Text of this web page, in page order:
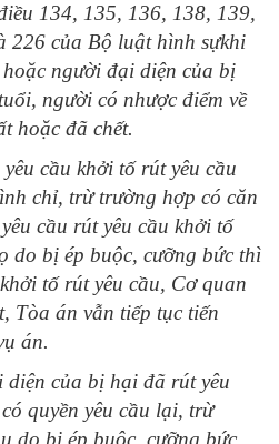
134, 135, 136, 138, 139,
226 của Bộ luật hình sựkhi
người đại diện của bị
người có nhược điểm về
hoặc đã chết.
cầu khởi tố rút yêu cầu
chỉ, trừ trường hợp có căn
cầu rút yêu cầu khởi tố
do bị ép buộc, cưỡng bức thì
tố rút yêu cầu, Cơ quan
Tòa án vẫn tiếp tục tiến
án.
của bị hại đã rút yêu
quyền yêu cầu lại, trừ